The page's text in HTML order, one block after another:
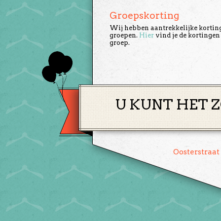
Groepskorting
Wij hebben aantrekkelijke
groepen. Hier vind je de kortingen
groep.
U KUNT HET